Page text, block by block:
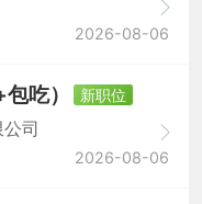
2026-08-06
吃）
新职位
司
2026-08-06